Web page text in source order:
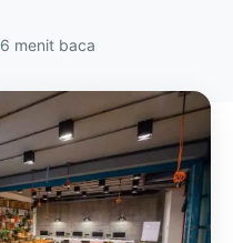
6 menit baca